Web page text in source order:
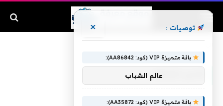
كاس المللك
توصيات : ×
باقة متميزة VIP (كود: AA86842):
عالم الشباب
باقة متميزة VIP (كود: AA35872):